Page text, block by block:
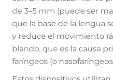
de 3–5 mm (puede ser
que la base de la lengua
y reduce el movimiento
blando, que es la causa
faríngeos (o